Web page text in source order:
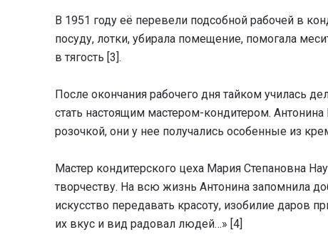
В 1951 году её перевели подсобной рабочей в
посуду, лотки, убирала помещение, помогала
в тягость [3].
После окончания рабочего дня тайком училась
стать настоящим мастером-кондитером.
розочкой, они у нее получались особенные из
Мастер кондитерского цеха Мария Степановна
творчеству. На всю жизнь Антонина запомнила
искусство передавать красоту, изобилие даров
их вкус и вид радовал людей…» [4]